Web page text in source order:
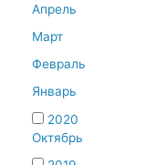
Апрель
Март
Февраль
Январь
2020
Октябрь